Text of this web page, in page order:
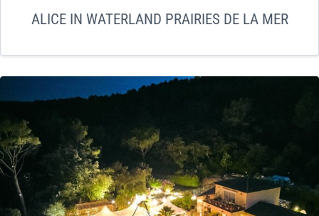
ALICE IN WATERLAND PRAIRIES DE LA MER